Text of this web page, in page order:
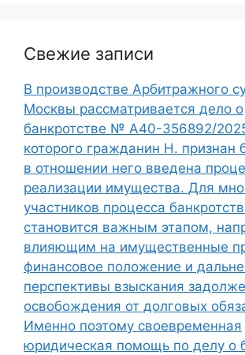
Свежие записи
В производстве Арбитражного
Москвы рассматривается дело о
банкротстве № А40-356892/
которого гражданин Н. признан
в отношении него введена
реализации имущества. Для
участников процесса
становится важным этапом,
влияющим на имущественные
финансовое положение и
перспективы взыскания
освобождения от долговых
Именно поэтому своевременная
юридическая помощь по делу о